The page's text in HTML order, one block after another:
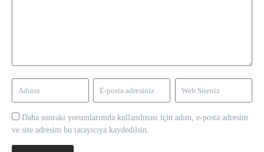
Daha sonraki yorumlarımda kullanılması için adım, e-posta adresim
ve site adresim bu tarayıcıya kaydedilsin.